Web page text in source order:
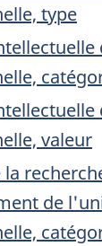
type
valeur
la
de